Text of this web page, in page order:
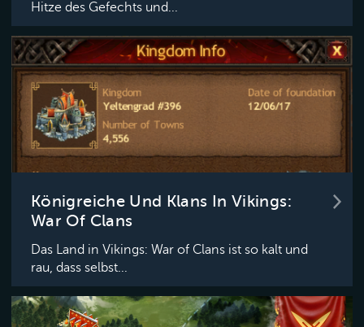
Hitze des Gefechts und...
Königreiche Und Klans In Vikings:
War Of Clans
Das Land in Vikings: War of Clans ist so kalt und
rau, dass selbst...